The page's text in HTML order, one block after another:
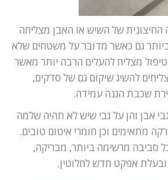
של השיש או האבן מצליחה
גם כאשר מדובר על משטחים שלא
מצליח להעלים הרבה יותר מאשר
להשיג שיקום גם של סדקים,
שכבת הגנה עמידה.
אבן והן על גבי שיש לא תהיה שלמה
מתאימים וכן חומרי איטום טובים.
סביבה מרשימה ביותר, מבריקה,
אפקט חדש לחלוטין.